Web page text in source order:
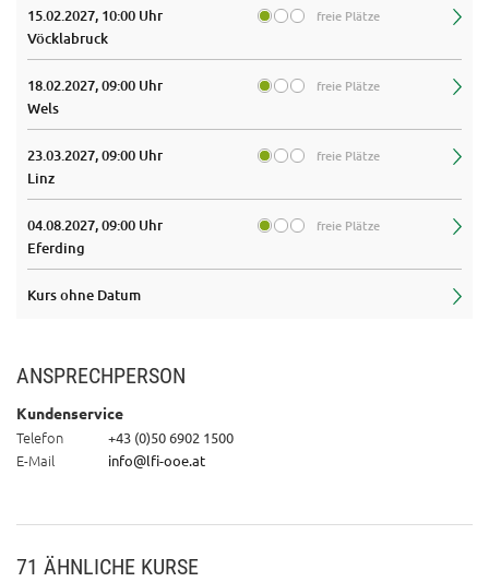
15.02.2027, 10:00 Uhr freie Plätze
Vöcklabruck
18.02.2027, 09:00 Uhr freie Plätze
Wels
23.03.2027, 09:00 Uhr freie Plätze
Linz
04.08.2027, 09:00 Uhr freie Plätze
Eferding
Kurs ohne Datum
ANSPRECHPERSON
Kundenservice
Telefon +43 (0)50 6902 1500
E-Mail info@lfi-ooe.at
71 ÄHNLICHE KURSE